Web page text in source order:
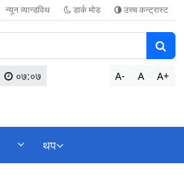
न्यून व्यान्डविथ डार्क मोड उच्च कन्ट्रास्ट
०७:०७ A- A A+
थप